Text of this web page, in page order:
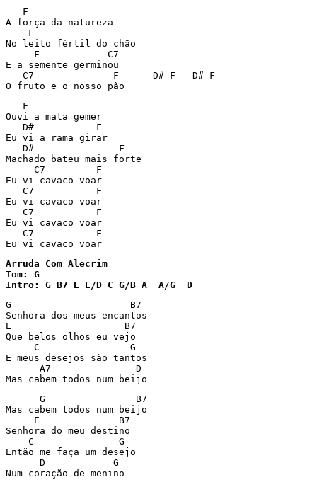
   F
A força da natureza
    F
No leito fértil do chão
     F		  C7
E a semente germinou
   C7	 	   F	  D# F   D# F
O fruto e o nosso pão
   F
Ouvi a mata gemer
   D#	        F
Eu vi a rama girar
   D#		    F
Machado bateu mais forte
     C7	        F
Eu vi cavaco voar
   C7	        F
Eu vi cavaco voar
   C7	        F
Eu vi cavaco voar
   C7	        F
Eu vi cavaco voar
Arruda Com Alecrim
Tom: G
Intro: G B7 E E/D C G/B A  A/G  D
G                     B7
Senhora dos meus encantos
E                    B7
Que belos olhos eu vejo
     C                G
E meus desejos são tantos
      A7               D
Mas cabem todos num beijo
      G                B7
Mas cabem todos num beijo
     E              B7
Senhora do meu destino
    C               G
Então me faça um desejo
      D            G
Num coração de menino